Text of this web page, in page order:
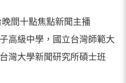
間十點焦點新聞主播
高級中學，國立台灣師範大
灣大學新聞研究所碩士班